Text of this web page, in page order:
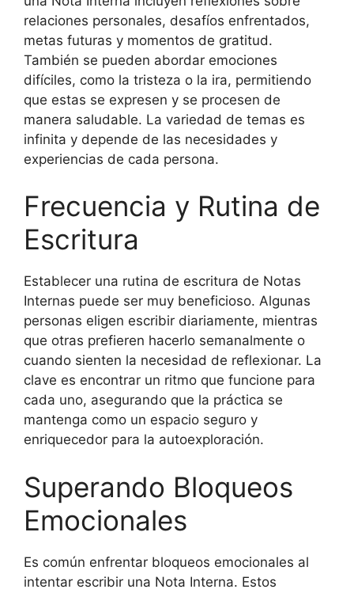
relaciones personales, desafíos enfrentados,
metas futuras y momentos de gratitud.
También se pueden abordar emociones
difíciles, como la tristeza o la ira, permitiendo
que estas se expresen y se procesen de
manera saludable. La variedad de temas es
infinita y depende de las necesidades y
experiencias de cada persona.
Frecuencia y Rutina de
Escritura
Establecer una rutina de escritura de Notas
Internas puede ser muy beneficioso. Algunas
personas eligen escribir diariamente, mientras
que otras prefieren hacerlo semanalmente o
cuando sienten la necesidad de reflexionar. La
clave es encontrar un ritmo que funcione para
cada uno, asegurando que la práctica se
mantenga como un espacio seguro y
enriquecedor para la autoexploración.
Superando Bloqueos
Emocionales
Es común enfrentar bloqueos emocionales al
intentar escribir una Nota Interna. Estos